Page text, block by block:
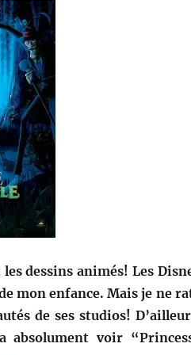
dessins animés! Les
mon enfance. Mais je ne
de ses studios!
absolument voir